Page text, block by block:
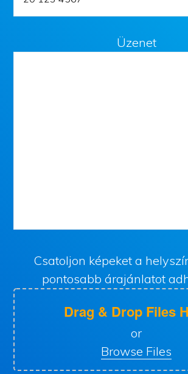
Üzenet
Csatoljon képeket a
pontosabb árajánlatot
Drag & Drop Files
or
Browse Files